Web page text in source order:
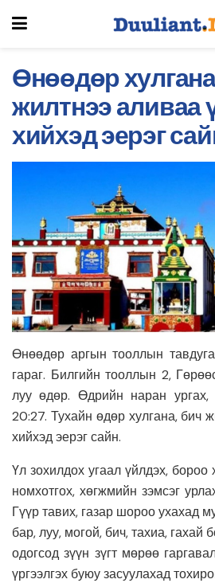
Өнөөдөр
жилтнээ аливаа
хийхэд эерэг
Өнөөдөр аргын тооллын
гараг. Билгийн тооллын 2,
луу өдөр. Өдрийн наран
20:27. Тухайн өдөр хулгана, бич
хийхэд эерэг сайн.
Үл зохилдох угаал үйлдэх, бороо
номхотгох, хөгжмийн зэмсэг
Гүүр тавих, газар шороо ухахад
бар, луу, могой, бич, тахиа, гахай
одогсод зүүн зүгт мөрөө
үргээлгэх буюу засуулахад